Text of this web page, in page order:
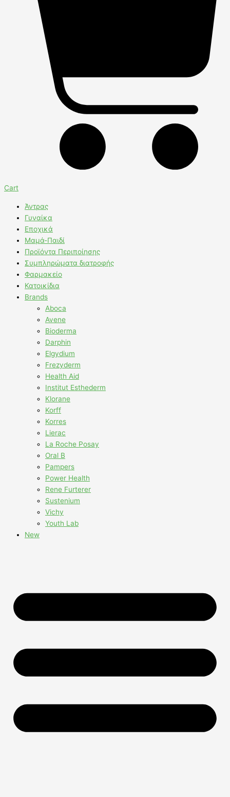
Cart
Άντρας
Γυναίκα
Εποχικά
Μαμά-Παιδί
Προϊόντα Περιποίησης
Συμπληρώματα διατροφής
Φαρμακείο
Κατοικίδια
Brands
Aboca
Avene
Bioderma
Darphin
Elgydium
Frezyderm
Health Aid
Institut Esthederm
Klorane
Korff
Korres
Lierac
La Roche Posay
Oral B
Pampers
Power Health
Rene Furterer
Sustenium
Vichy
Youth Lab
New